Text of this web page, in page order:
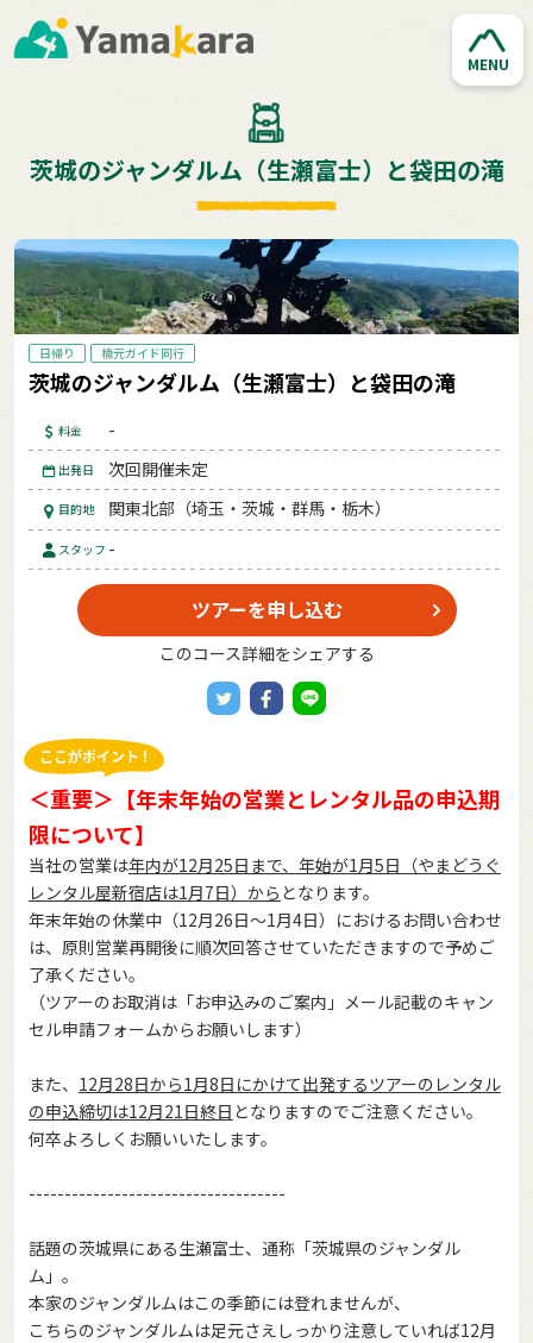
MENU
茨城のジャンダルム（生瀬富士）と袋田の滝
日帰り 楠元ガイド同行
茨城のジャンダルム（生瀬富士）と袋田の滝
料金 -
出発日 次回開催未定
目的地 関東北部（埼玉・茨城・群馬・栃木）
スタッフ -
ツアーを申し込む
このコース詳細をシェアする
＜重要＞【年末年始の営業とレンタル品の申込期
限について】
当社の営業は年内が12月25日まで、年始が1月5日（やまどうぐ
レンタル屋新宿店は1月7日）から となります。
年末年始の休業中（12月26日～1月4日）におけるお問い合わせ
は、原則営業再開後に順次回答させていただきますので予めご
了承ください。
（ツアーのお取消は「お申込みのご案内」メール記載のキャン
セル申請フォームからお願いします）
また、 12月28日から1月8日にかけて出発するツアーのレンタル
の申込締切は12月21日終日 となりますのでご注意ください。
何卒よろしくお願いいたします。
------------------------------------
話題の茨城県にある生瀬富士、通称「茨城県のジャンダル
ム」。
本家のジャンダルムはこの季節には登れませんが、
こちらのジャンダルムは足元さえしっかり注意していれば12月